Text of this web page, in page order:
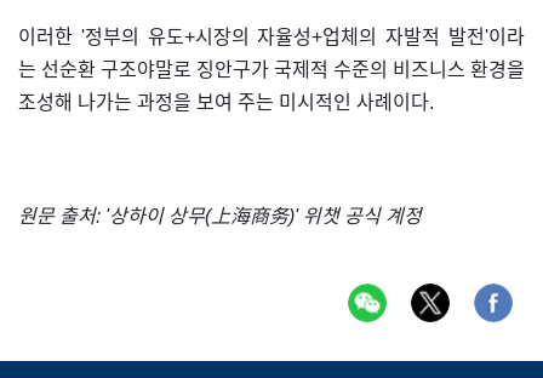
이러한 '정부의 유도+시장의 자율성+업체의 자발적 발전'이라
는 선순환 구조야말로 징안구가 국제적 수준의 비즈니스 환경을
조성해 나가는 과정을 보여 주는 미시적인 사례이다.
원문 출처: '상하이 상무(上海商务)' 위챗 공식 계정